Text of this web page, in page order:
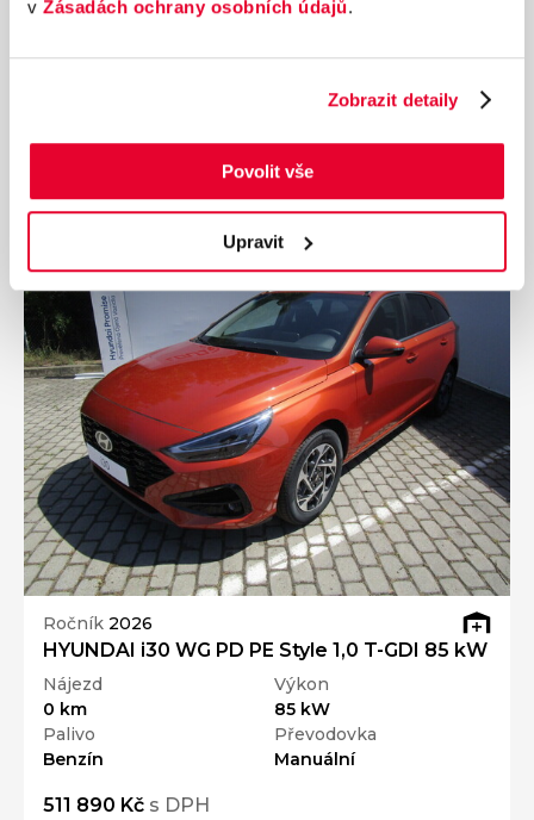
v Zásadách ochrany osobních údajů.
Zobrazit detaily
Povolit vše
Upravit
0 km
150 kW
Automatická
1 649 000 Kčs DPH
Ročník 2026
HYUNDAI i30 WG PD PE Style 1,0 T-GDI 85 kW
Nájezd
0 km
Výkon
85 kW
Palivo
Benzín
Převodovka
Manuální
511 890 Kč s DPH